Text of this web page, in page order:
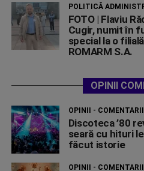
POLITICĂ
FOTO | Flaviu
Cugir, numit în
special la o
ROMARM S.A.
OPINII
OPINII - COMENTARII
Discoteca ’80
seară cu hituri
făcut istorie
OPINII - COMENTARII